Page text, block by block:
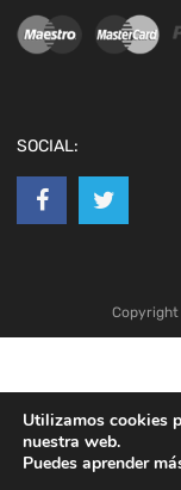
SOCIAL:
Utilizamos cookies
nuestra web.
Puedes aprender